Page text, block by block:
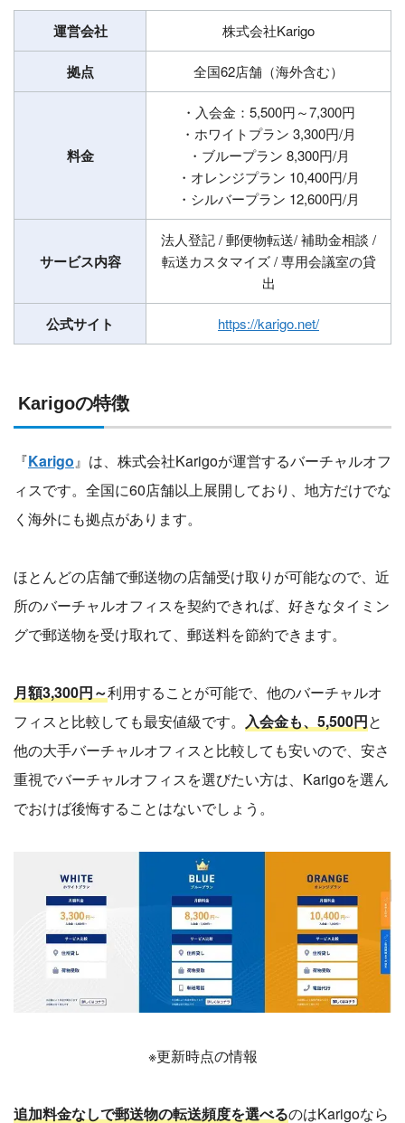
運営会社 株式会社Karigo
拠点 全国62店舗（海外含む）
料金
・入会金：5,500円～7,300円
・ホワイトプラン 3,300円/月
・ブループラン 8,300円/月
・オレンジプラン 10,400円/月
・シルバープラン 12,600円/月
サービス内容
法人登記 / 郵便物転送/ 補助金相談 /
転送カスタマイズ / 専用会議室の貸
出
公式サイト https://karigo.net/
Karigoの特徴
『Karigo』は、株式会社Karigoが運営するバーチャルオフ
ィスです。全国に60店舗以上展開しており、地方だけでな
く海外にも拠点があります。
ほとんどの店舗で郵送物の店舗受け取りが可能なので、近
所のバーチャルオフィスを契約できれば、好きなタイミン
グで郵送物を受け取れて、郵送料を節約できます。
月額3,300円～利用することが可能で、他のバーチャルオ
フィスと比較しても最安値級です。 入会金も、5,500円と
他の大手バーチャルオフィスと比較しても安いので、安さ
重視でバーチャルオフィスを選びたい方は、Karigoを選ん
でおけば後悔することはないでしょう。
※更新時点の情報
追加料金なしで郵送物の転送頻度を選べるのはKarigoなら